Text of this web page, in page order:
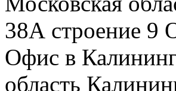
38А строение 9
Офис в
область